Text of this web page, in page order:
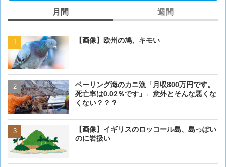
月間
【画像】欧州の鳩、キモい
ベーリング海のカニ漁「月収800万円です。
死亡率は0.02％です」←意外とそんな悪くな
くない？？？
【画像】イギリスのロッコール島、島っぽい
のに岩扱い
週間
【画像】欧州の鳩、キモい
【閲覧注意・画像】毛を剃
ぎるとワイ(35歳無職)の中
【画像】イギリスのロッコ